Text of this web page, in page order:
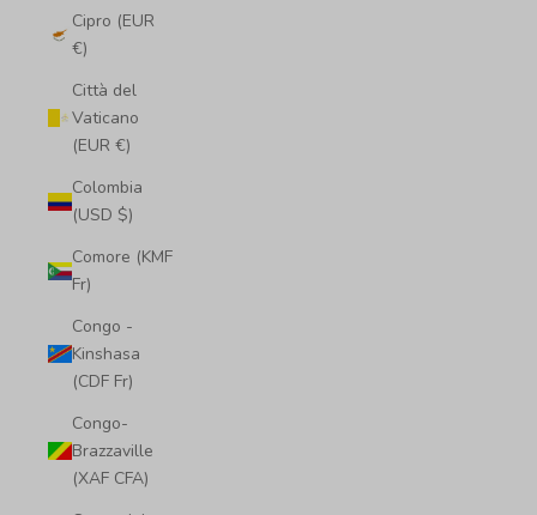
Cipro (EUR
€)
Città del
Vaticano
(EUR €)
Colombia
(USD $)
Comore (KMF
Fr)
Congo -
Kinshasa
(CDF Fr)
Congo-
Brazzaville
(XAF CFA)